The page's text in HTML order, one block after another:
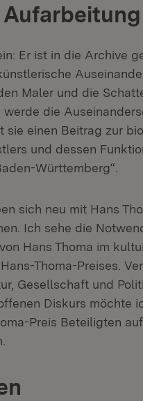
Er ist in die Archive
Maler und die
die
sie einen Beitrag zur
und dessen
Württemberg“.
sich neu mit Hans
Ich sehe die
Hans Thoma im
Thoma-Preises.
Gesellschaft und
Diskurs möchte
Preis Beteiligten